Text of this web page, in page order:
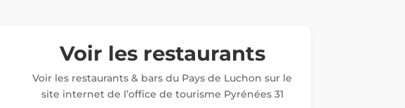
Voir les restaurants
Voir les restaurants & bars du Pays de Luchon sur le
site internet de l’office de tourisme Pyrénées 31